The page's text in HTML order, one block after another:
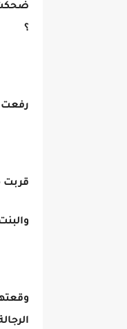
ضحكت
؟
رفعت
قربت